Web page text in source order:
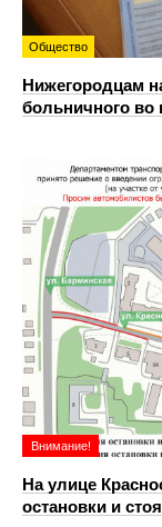
Общество
Нижегородцам
больничного во
Внимание!
На улице
остановки и